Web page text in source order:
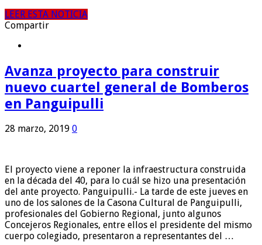
LEER ESTA NOTICIA
Compartir
Avanza proyecto para construir
nuevo cuartel general de Bomberos
en Panguipulli
28 marzo, 2019 0
El proyecto viene a reponer la infraestructura construida
en la década del 40, para lo cuál se hizo una presentación
del ante proyecto. Panguipulli.- La tarde de este jueves en
uno de los salones de la Casona Cultural de Panguipulli,
profesionales del Gobierno Regional, junto algunos
Concejeros Regionales, entre ellos el presidente del mismo
cuerpo colegiado, presentaron a representantes del …